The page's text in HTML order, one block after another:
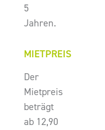
5
Jahren.
MIETPREIS
Der
Mietpreis
beträgt
ab 12,90